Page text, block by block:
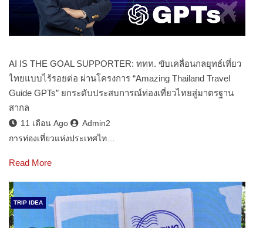
AI IS THE GOAL SUPPORTER: ททท. ขับเคลื่อนกลยุทธ์เที่ยว
ไทยแบบไร้รอยต่อ ผ่านโครงการ “Amazing Thailand Travel
Guide GPTs” ยกระดับประสบการณ์ท่องเที่ยวไทยสู่มาตรฐาน
สากล
11 เดือน Ago
Admin2
การท่องเที่ยวแห่งประเทศไท…
Read More
TRIP IDEA